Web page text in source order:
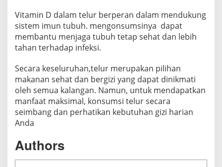
Vitamin D dalam telur berperan dalam mendukung
sistem imun tubuh. mengonsumsinya dapat
membantu menjaga tubuh tetap sehat dan lebih
tahan terhadap infeksi.
Secara keseluruhan,telur merupakan pilihan
makanan sehat dan bergizi yang dapat dinikmati
oleh semua kalangan. Namun, untuk mendapatkan
manfaat maksimal, konsumsi telur secara
seimbang dan perhatikan kebutuhan gizi harian
Anda
Authors